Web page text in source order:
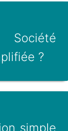
?
simple